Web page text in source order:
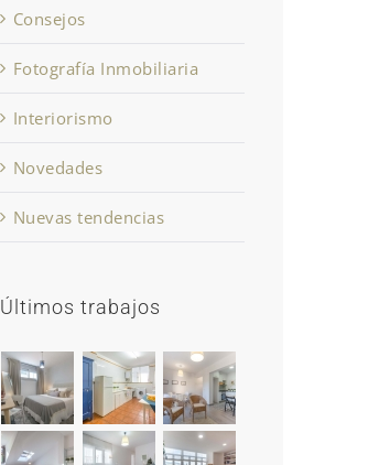
Consejos
Fotografía Inmobiliaria
Interiorismo
Novedades
Nuevas tendencias
Últimos trabajos